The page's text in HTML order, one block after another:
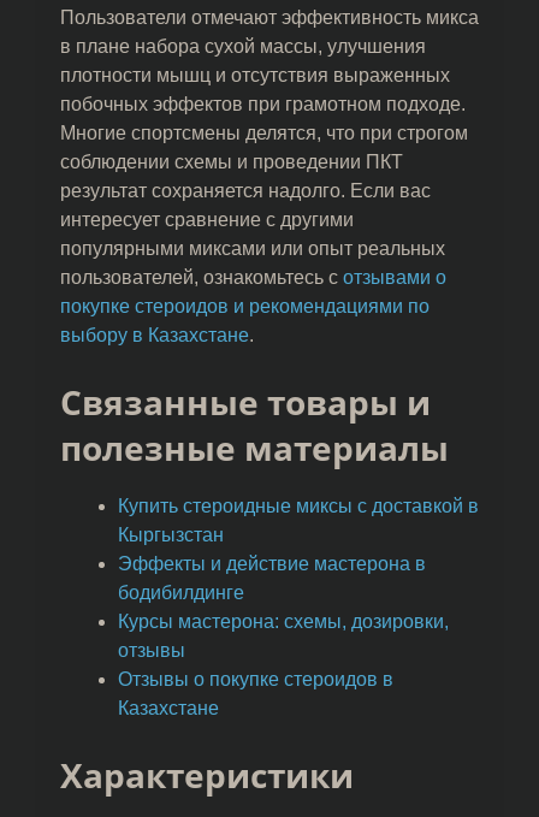
Пользователи отмечают эффективность микса
в плане набора сухой массы, улучшения
плотности мышц и отсутствия выраженных
побочных эффектов при грамотном подходе.
Многие спортсмены делятся, что при строгом
соблюдении схемы и проведении ПКТ
результат сохраняется надолго. Если вас
интересует сравнение с другими
популярными миксами или опыт реальных
пользователей, ознакомьтесь с отзывами о
покупке стероидов и рекомендациями по
выбору в Казахстане.
Связанные товары и
полезные материалы
Купить стероидные миксы с доставкой в
Кыргызстан
Эффекты и действие мастерона в
бодибилдинге
Курсы мастерона: схемы, дозировки,
отзывы
Отзывы о покупке стероидов в
Казахстане
Характеристики